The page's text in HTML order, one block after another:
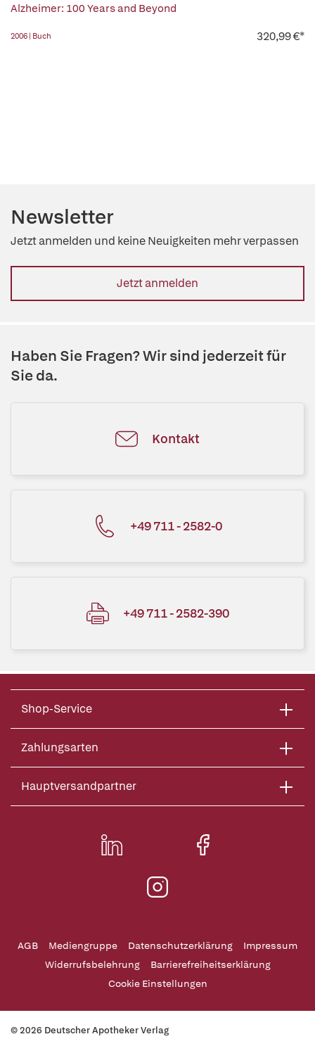
Alzheimer: 100 Years and Beyond
2006 | Buch 320,99 €*
Newsletter
Jetzt anmelden und keine Neuigkeiten mehr verpassen
Jetzt anmelden
Haben Sie Fragen? Wir sind jederzeit für
Sie da.
Kontakt
+49 711 - 2582-0
+49 711 - 2582-390
Shop-Service
Zahlungsarten
Hauptversandpartner
AGB Mediengruppe Datenschutzerklärung
Impressum
Widerrufsbelehrung
Barrierefreiheitserklärung
Cookie Einstellungen
© 2026 Deutscher Apotheker Verlag